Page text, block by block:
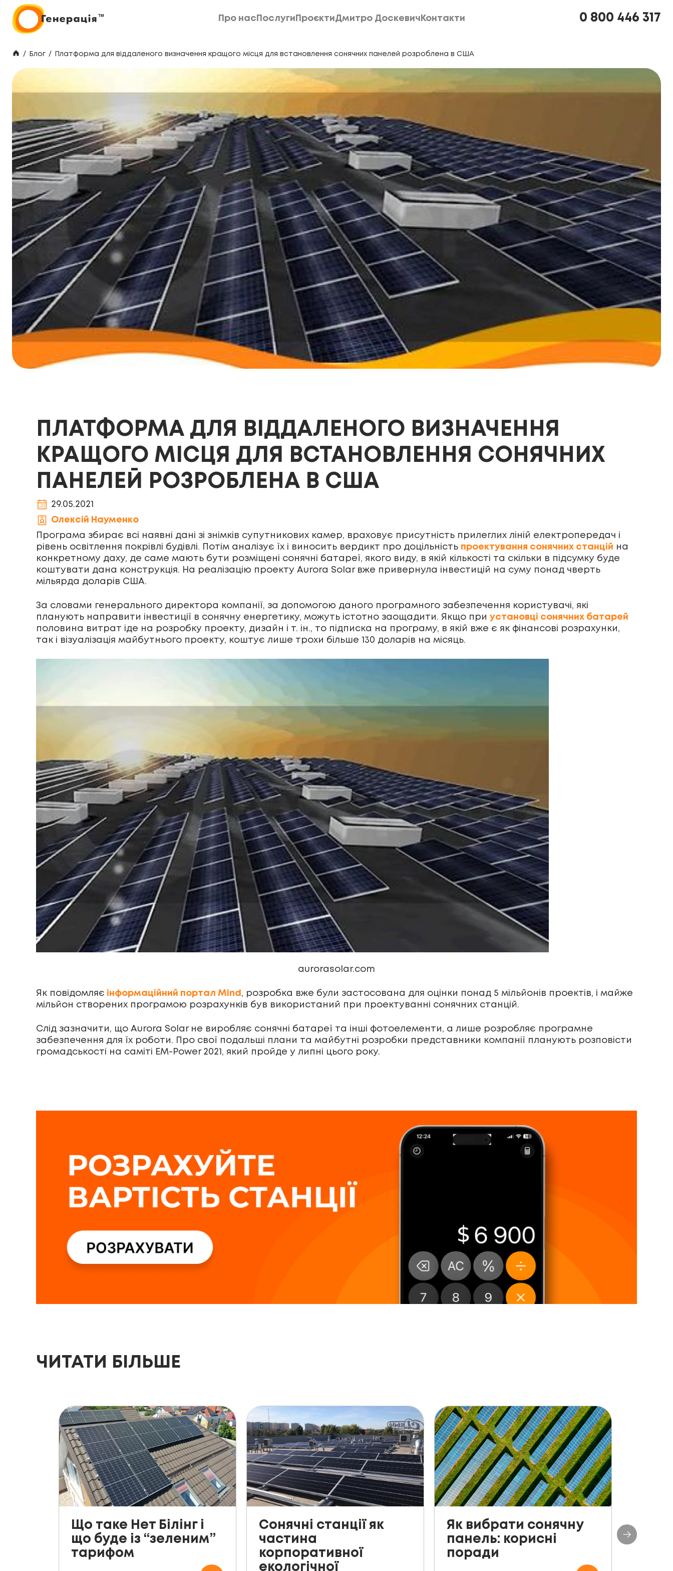
Про нас Послуги ПроєктиДмитро Доскевич Контакти
0 800 446 317
/ Блог / Платформа для віддаленого визначення кращого місця для встановлення сонячних панелей розроблена в США
ПЛАТФОРМА ДЛЯ ВІДДАЛЕНОГО ВИЗНАЧЕННЯ
КРАЩОГО МІСЦЯ ДЛЯ ВСТАНОВЛЕННЯ СОНЯЧНИХ
ПАНЕЛЕЙ РОЗРОБЛЕНА В США
29.05.2021
Олексій Науменко
Програма збирає всі наявні дані зі знімків супутникових камер, враховує присутність прилеглих ліній електропередач і
рівень освітлення покрівлі будівлі. Потім аналізує їх і виносить вердикт про доцільність проектування сонячних станцій на
конкретному даху, де саме мають бути розміщені сонячні батареї, якого виду, в якій кількості та скільки в підсумку буде
коштувати дана конструкція. На реалізацію проекту Aurora Solar вже привернула інвестицій на суму понад чверть
мільярда доларів США.
За словами генерального директора компанії, за допомогою даного програмного забезпечення користувачі, які
планують направити інвестиції в сонячну енергетику, можуть істотно заощадити. Якщо при установці сонячних батарей
половина витрат іде на розробку проекту, дизайн і т. ін., то підписка на програму, в якій вже є як фінансові розрахунки,
так і візуалізація майбутнього проекту, коштує лише трохи більше 130 доларів на місяць.
aurorasolar.com
Як повідомляє інформаційний портал Mind , розробка вже були застосована для оцінки понад 5 мільйонів проектів, і майже
мільйон створених програмою розрахунків був використаний при проектуванні сонячних станцій.
Слід зазначити, що Aurora Solar не виробляє сонячні батареї та інші фотоелементи, а лише розробляє програмне
забезпечення для їх роботи. Про свої подальші плани та майбутні розробки представники компанії планують розповісти
громадськості на саміті EM-Power 2021, який пройде у липні цього року.
ЧИТАТИ БІЛЬШЕ
Що таке Нет Білінг і
що буде із “зеленим”
тарифом
Сонячні станції як
частина
корпоративної
екологічної
Як вибрати сонячну
панель: корисні
поради
До